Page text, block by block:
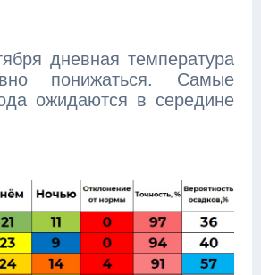
дневная температура
понижаться. Самые
ожидаются в середине